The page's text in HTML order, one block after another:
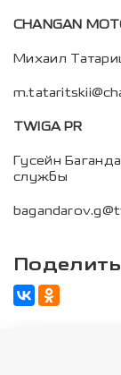
CHANGAN
Михаил
TWIGA PR
Гусейн
службы